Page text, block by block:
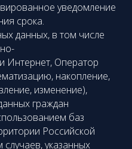
уведомление
срока.
данных, в том числе
Интернет, Оператор
накопление,
изменение),
граждан
баз
Российской
указанных